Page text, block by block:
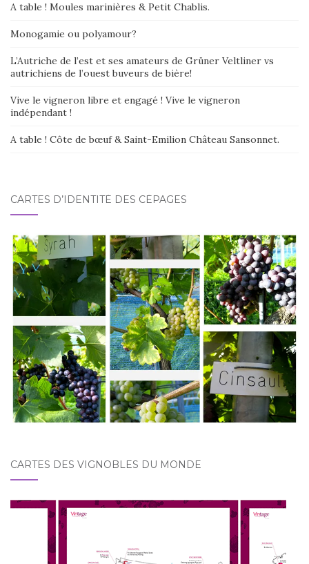
A table ! Moules marinières & Petit Chablis.
Monogamie ou polyamour?
L’Autriche de l’est et ses amateurs de Grüner Veltliner vs
autrichiens de l’ouest buveurs de bière!
Vive le vigneron libre et engagé ! Vive le vigneron
indépendant !
A table ! Côte de bœuf & Saint-Emilion Château Sansonnet.
CARTES D’IDENTITÉ DES CÉPAGES
CARTES DES VIGNOBLES DU MONDE